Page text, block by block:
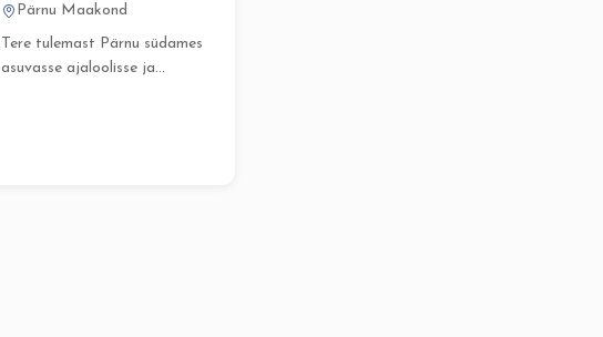
Pärnu Maakond
Tere tulemast Pärnu südames
asuvasse ajaloolisse ja